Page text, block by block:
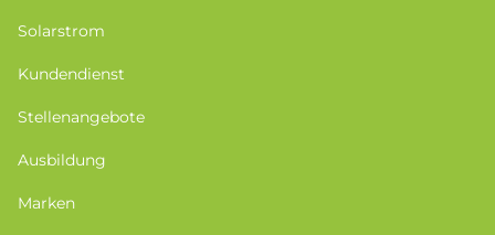
Solarstrom
Kundendienst
Stellenangebote
Ausbildung
Marken